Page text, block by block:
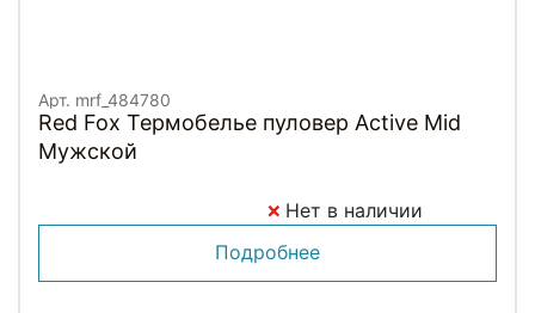
Арт. mrf_484780
Red Fox Термобелье пуловер Active Mid
Мужской
Нет в наличии
Подробнее